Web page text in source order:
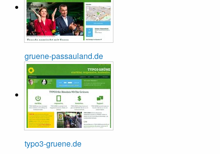
gruene-passauland.de
typo3-gruene.de